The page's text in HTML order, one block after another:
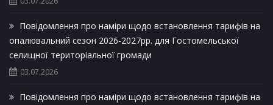
Повідомлення про наміри щодо встановлення тарифів на
опалювальний сезон 2026-2027рр. для Гостомельської
селищної територіальної громади
03.07.2026
Повідомлення про наміри щодо встановлення тарифів на